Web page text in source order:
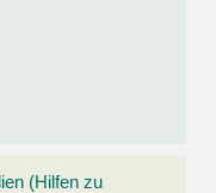
(Hilfen zu